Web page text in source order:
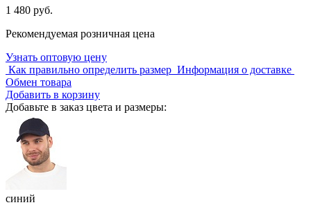
1 480 руб.
Рекомендуемая розничная цена
Узнать оптовую цену
Как правильно определить размер Информация о доставке
Обмен товара
Добавить в корзину
Добавьте в заказ цвета и размеры:
синий